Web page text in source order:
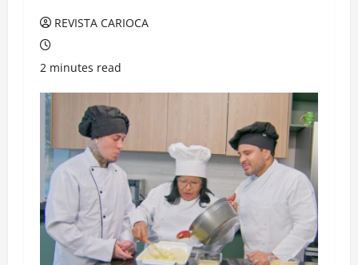
REVISTA CARIOCA
2 minutes read